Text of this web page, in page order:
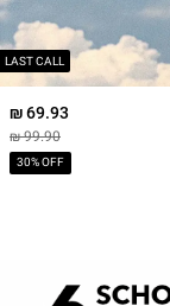
LAST CALL
69.93 ₪
99.90 ₪
30% OFF